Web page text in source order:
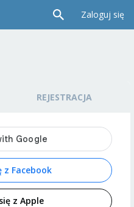
Zaloguj się
REJESTRACJA
z Facebook
z Apple